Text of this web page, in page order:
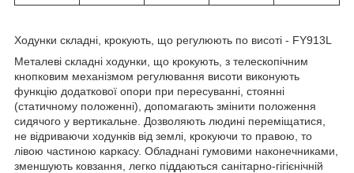
Ходунки складні, крокують, що регулюють по висоті - FY913L
Металеві складні ходунки, що крокують, з телескопічним
кнопковим механізмом регулювання висоти виконують
функцію додаткової опори при пересуванні, стоянні
(статичному положенні), допомагають змінити положення
сидячого у вертикальне. Дозволяють людині переміщатися,
не відриваючи ходунків від землі, крокуючи то правою, то
лівою частиною каркасу. Обладнані гумовими наконечниками,
зменшують ковзання, легко піддаються санітарно-гігієнічній